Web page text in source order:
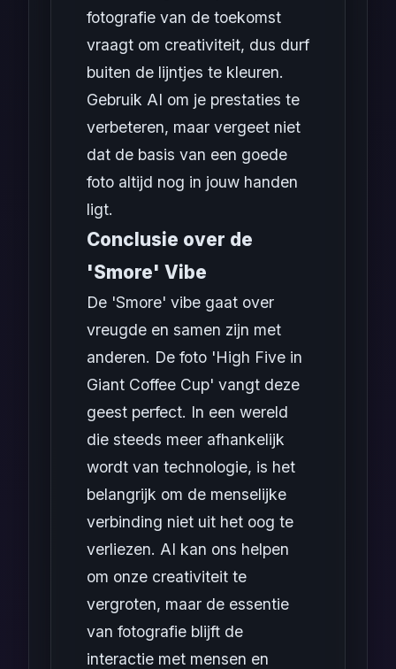
fotografie van de toekomst
vraagt om creativiteit, dus durf
buiten de lijntjes te kleuren.
Gebruik AI om je prestaties te
verbeteren, maar vergeet niet
dat de basis van een goede
foto altijd nog in jouw handen
ligt.
Conclusie over de
'Smore' Vibe
De 'Smore' vibe gaat over
vreugde en samen zijn met
anderen. De foto 'High Five in
Giant Coffee Cup' vangt deze
geest perfect. In een wereld
die steeds meer afhankelijk
wordt van technologie, is het
belangrijk om de menselijke
verbinding niet uit het oog te
verliezen. AI kan ons helpen
om onze creativiteit te
vergroten, maar de essentie
van fotografie blijft de
interactie met mensen en